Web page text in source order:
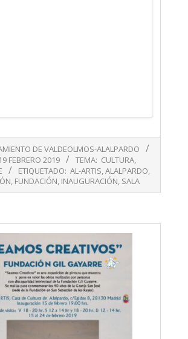
DE VALDEOLMOS-ALALPARDO
19 FEBRERO 2019 TEMA: CULTURA,
ETIQUETADO: AL-ARTIS ALALPARDO
FUNDACIÓN INAUGURACIÓN SALA